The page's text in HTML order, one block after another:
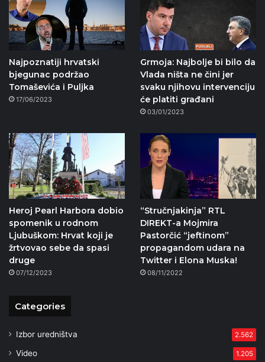
Najpoznatiji hrvatski
bjegunac podržao
Tomaševića i Puljka
17/06/2023
Grmoja: Najbolje bi bilo da
Vlada ništa ne čini jer
svaku njihovu intervenciju
će platiti građani
03/01/2023
Heroj Pearl Harbora dobio
spomenik u rodnom
Ljubuškom: Hrvat koji je
žrtvovao sebe da spasi
druge
07/12/2023
“Stručnjakinja” RTL
DIREKT-a Mojmira
Pastorčić “jeftinom”
propagandom udara na
Twitter i Elona Muska!
08/11/2022
Categories
Izbor uredništva 2.562
Video 1.205